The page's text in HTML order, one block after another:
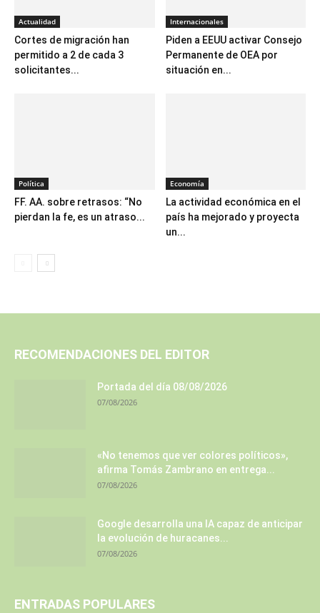
Actualidad
Cortes de migración han
permitido a 2 de cada 3
solicitantes...
Internacionales
Piden a EEUU activar Consejo
Permanente de OEA por
situación en...
Política
FF. AA. sobre retrasos: “No
pierdan la fe, es un atraso...
Economía
La actividad económica en el
país ha mejorado y proyecta
un...
RECOMENDACIONES DEL EDITOR
Portada del día 08/08/2026
07/08/2026
«No tenemos que ver colores políticos»,
afirma Tomás Zambrano en entrega...
07/08/2026
Google desarrolla una IA capaz de anticipar
la evolución de huracanes...
07/08/2026
ENTRADAS POPULARES